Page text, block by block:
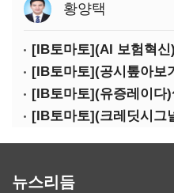
황양택
뉴스리듬